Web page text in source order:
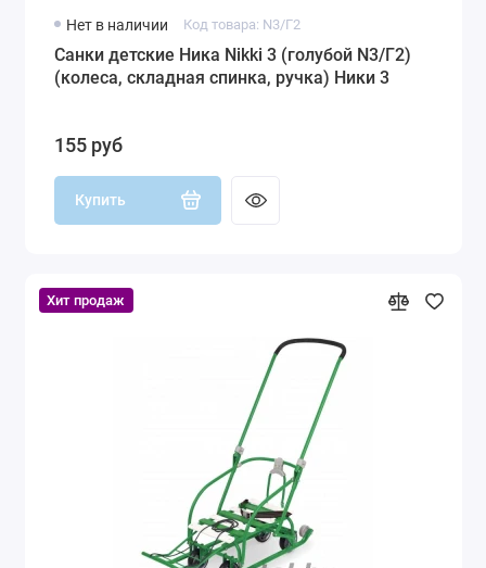
Нет в наличии Код товара: N3/Г2
Санки детские Ника Nikki 3 (голубой N3/Г2)
(колеса, складная спинка, ручка) Ники 3
155 руб
Купить
Хит продаж